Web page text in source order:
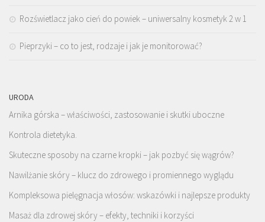
Rozświetlacz jako cień do powiek – uniwersalny kosmetyk 2 w 1
Pieprzyki – co to jest, rodzaje i jak je monitorować?
URODA
Arnika górska – właściwości, zastosowanie i skutki uboczne
Kontrola dietetyka.
Skuteczne sposoby na czarne kropki – jak pozbyć się wągrów?
Nawilżanie skóry – klucz do zdrowego i promiennego wyglądu
Kompleksowa pielęgnacja włosów: wskazówki i najlepsze produkty
Masaż dla zdrowej skóry – efekty, techniki i korzyści